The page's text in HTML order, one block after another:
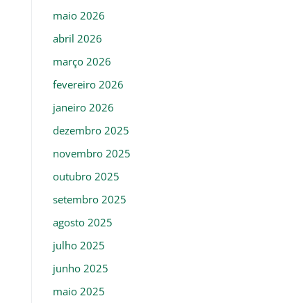
maio 2026
abril 2026
março 2026
fevereiro 2026
janeiro 2026
dezembro 2025
novembro 2025
outubro 2025
setembro 2025
agosto 2025
julho 2025
junho 2025
maio 2025